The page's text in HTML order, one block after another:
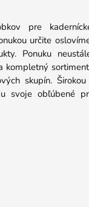
pre
určite
Ponuku
kompletný
skupín.
obľúbené